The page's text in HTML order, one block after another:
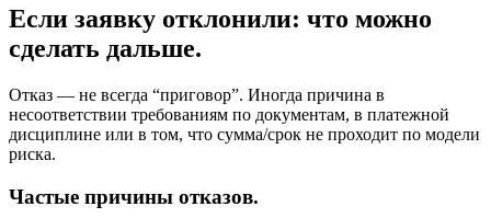
Если заявку отклонили: что можно
сделать дальше.
Отказ — не всегда “приговор”. Иногда причина в
несоответствии требованиям по документам, в платежной
дисциплине или в том, что сумма/срок не проходит по модели
риска.
Частые причины отказов.